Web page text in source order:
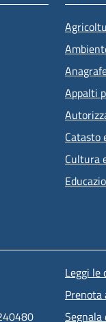
Appalti
Catasto
Cultura
Leggi le